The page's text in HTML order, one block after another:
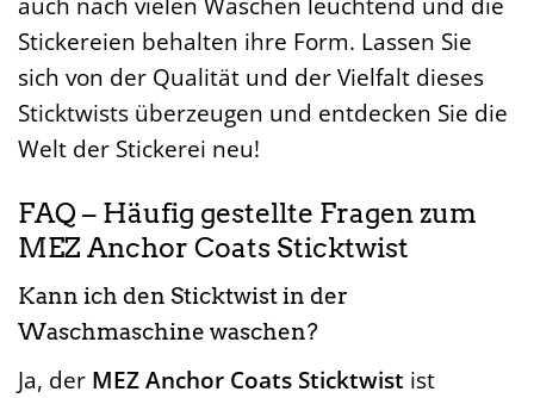
Stickereien behalten ihre Form. Lassen Sie
sich von der Qualität und der Vielfalt dieses
Sticktwists überzeugen und entdecken Sie die
Welt der Stickerei neu!
FAQ – Häufig gestellte Fragen zum
MEZ Anchor Coats Sticktwist
Kann ich den Sticktwist in der
Waschmaschine waschen?
Ja, der MEZ Anchor Coats Sticktwist ist